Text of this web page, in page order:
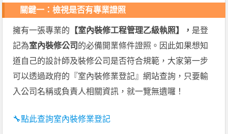
關鍵一：檢視是否有專業證照
擁有一張專業的 【室內裝修工程管理乙級執照】， 是登
記為室內裝修公司 的必備開業條件證照。因此如果想知
道自己的設計師及裝修公司是否符合規範，大家第一步
可以透過政府的『室內裝修業登記』網站查詢，只要輸
入公司名稱或負責人相關資訊，就一覽無遺囉！
🔧點此查詢室內裝修業登記